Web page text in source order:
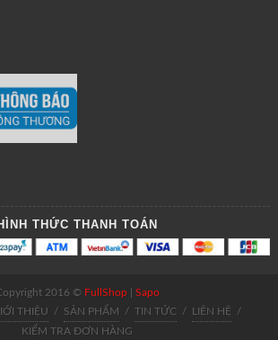
THỨC THANH TOÁN
2016 © FullShop| Sapo
THIỆU / SẢN PHẨM / TIN TỨC / LIÊN HỆ
/
KIỂM TRA ĐƠN HÀNG